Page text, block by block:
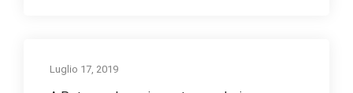
Luglio 17, 2019